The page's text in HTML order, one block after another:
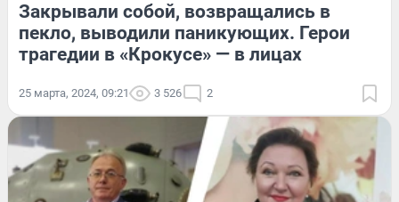
Закрывали собой, возвращались в
пекло, выводили паникующих. Герои
трагедии в «Крокусе» — в лицах
25 марта, 2024, 09:21 3 526 2